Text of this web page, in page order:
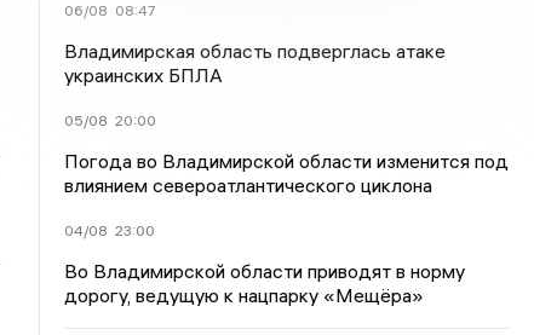
06/08 08:47
Владимирская область подверглась атаке
украинских БПЛА
05/08 20:00
Погода во Владимирской области изменится под
влиянием североатлантического циклона
04/08 23:00
Во Владимирской области приводят в норму
дорогу, ведущую к нацпарку «Мещёра»